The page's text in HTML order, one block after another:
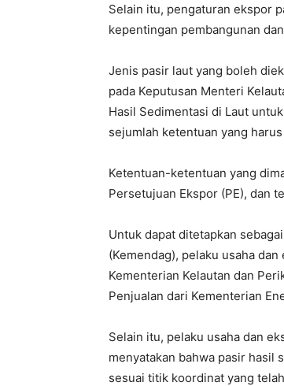
Selain itu, pengaturan ekspor
kepentingan pembangunan
Jenis pasir laut yang boleh
pada Keputusan Menteri
Hasil Sedimentasi di Laut
sejumlah ketentuan yang
Ketentuan-ketentuan yang
Persetujuan Ekspor (PE), dan
Untuk dapat ditetapkan
(Kemendag), pelaku usaha
Kementerian Kelautan dan
Penjualan dari Kementerian
Selain itu, pelaku usaha dan
menyatakan bahwa pasir hasil
sesuai titik koordinat yang